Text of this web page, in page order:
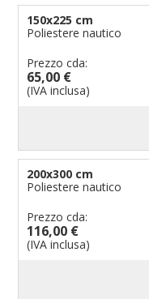
150x225 cm
Poliestere nautico
Prezzo cda:
65,00 €
(IVA inclusa)
200x300 cm
Poliestere nautico
Prezzo cda:
116,00 €
(IVA inclusa)